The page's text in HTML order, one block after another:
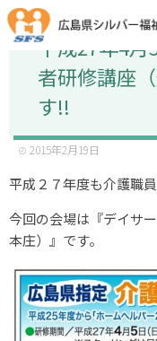
平成27年4月
者研修講座
す!!
2015年2月19日
平成２７年度も介護職
今回の会場は『デイサ
本庄）』です。